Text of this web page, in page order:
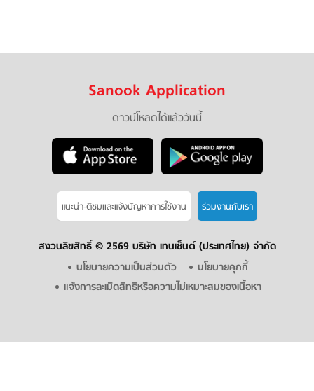
Sanook Application
ดาวน์โหลดได้แล้ววันนี้
แนะนำ-ติชมเเละแจ้งปัญหาการใช้งาน ร่วมงานกับเรา
สงวนลิขสิทธิ์ © 2569 บริษัท เทนเซ็นต์ (ประเทศไทย) จำกัด
นโยบายความเป็นส่วนตัว
นโยบายคุกกี้
แจ้งการละเมิดสิทธิหรือความไม่เหมาะสมของเนื้อหา